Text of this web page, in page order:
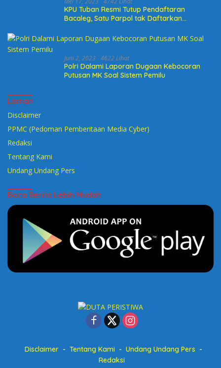
KPU Tuban Resmi Tutup Pendaftaran
Bacaleg, Satu Parpol tak Daftarkan
Juni 2, 2023 4622 Lihat
Polri Dalami Laporan Dugaan Kebocoran
Putusan MK Soal Sistem Pemilu
Laman
Disclaimer
PPMC (Pedoman Pemberitaan Media Cyber)
Redaksi
Tentang Kami
Undang Undang Pers
Baca Berita Lebih Mudah
Disclaimer Tentang Kami
Undang Undang Pers
Redaksi